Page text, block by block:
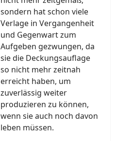
sondern hat schon viele
Verlage in Vergangenheit
und Gegenwart zum
Aufgeben gezwungen, da
sie die Deckungsauflage
so nicht mehr zeitnah
erreicht haben, um
zuverlässig weiter
produzieren zu können,
wenn sie auch noch davon
leben müssen.